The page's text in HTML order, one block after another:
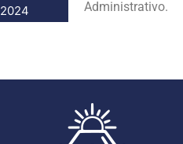
2024
Administrativo.